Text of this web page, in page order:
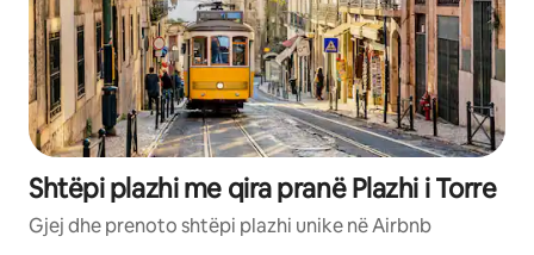
Shtëpi plazhi me qira pranë Plazhi i Torre
Gjej dhe prenoto shtëpi plazhi unike në Airbnb